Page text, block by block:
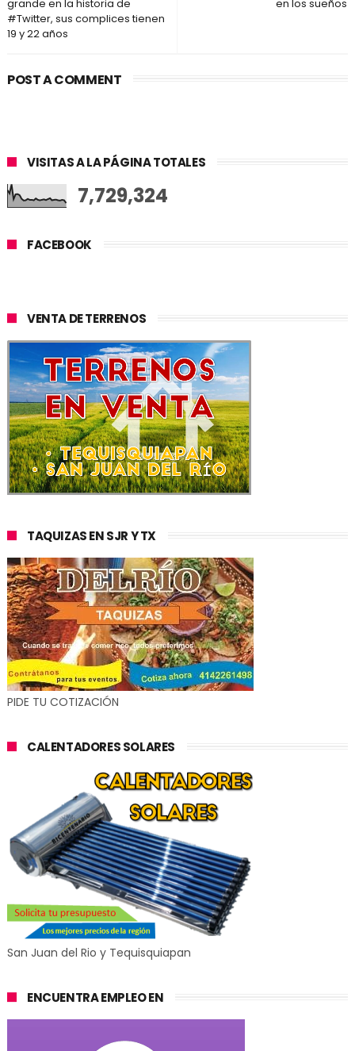
en los sueños
grande en la historia de
#Twitter, sus complices tienen
19 y 22 años
POST A COMMENT
VISITAS A LA PÁGINA TOTALES
7,729,324
FACEBOOK
VENTA DE TERRENOS
TAQUIZAS EN SJR Y TX
PIDE TU COTIZACIÓN
CALENTADORES SOLARES
San Juan del Rio y Tequisquiapan
ENCUENTRA EMPLEO EN